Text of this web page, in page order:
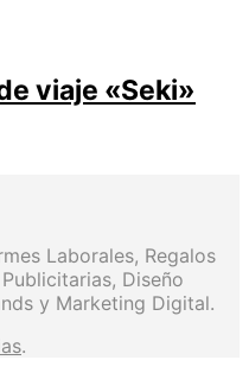
viaje «Seki»
Laborales, Regalos
Diseño
y Marketing Digital.
.